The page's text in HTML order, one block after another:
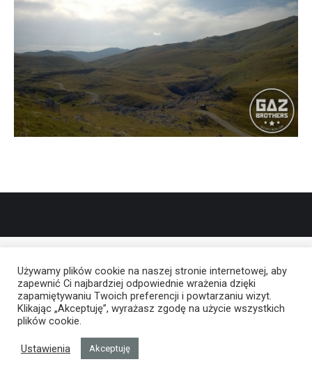
Używamy plików cookie na naszej stronie internetowej, aby
zapewnić Ci najbardziej odpowiednie wrażenia dzięki
zapamiętywaniu Twoich preferencji i powtarzaniu wizyt.
Klikając „Akceptuję”, wyrażasz zgodę na użycie wszystkich
plików cookie.
Ustawienia Akceptuję